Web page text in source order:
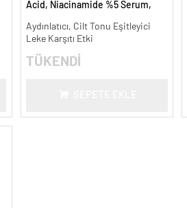
Acid, Niacinamide %5 Serum,
Aydınlatıcı, Cilt Tonu Eşitleyici
Leke Karşıtı Etki
TÜKENDİ